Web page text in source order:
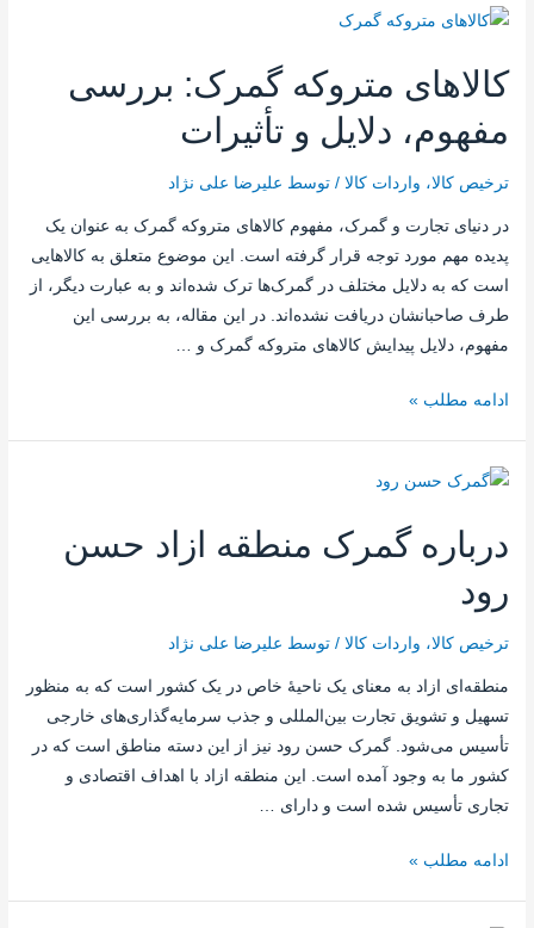
کالاهای متروکه گمرک: بررسی
مفهوم، دلایل و تأثیرات
ترخیص کالا، واردات کالا / توسط علیرضا علی نژاد
در دنیای تجارت و گمرک، مفهوم کالاهای متروکه گمرک به عنوان یک
پدیده مهم مورد توجه قرار گرفته است. این موضوع متعلق به کالاهایی
است که به دلایل مختلف در گمرک‌ها ترک شده‌اند و به عبارت دیگر، از
طرف صاحبانشان دریافت نشده‌اند. در این مقاله، به بررسی این
مفهوم، دلایل پیدایش کالاهای متروکه گمرک و …
ادامه مطلب »
درباره گمرک منطقه ازاد حسن
رود
ترخیص کالا، واردات کالا / توسط علیرضا علی نژاد
منطقه‌ای ازاد به معنای یک ناحیهٔ خاص در یک کشور است که به منظور
تسهیل و تشویق تجارت بین‌المللی و جذب سرمایه‌گذاری‌های خارجی
تأسیس می‌شود. گمرک حسن رود نیز از این دسته مناطق است که در
کشور ما به وجود آمده است. این منطقه ازاد با اهداف اقتصادی و
تجاری تأسیس شده است و دارای …
ادامه مطلب »